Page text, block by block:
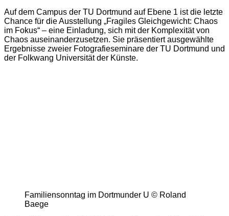
Auf dem Campus der TU Dortmund auf Ebene 1 ist die letzte
Chance für die Ausstellung „Fragiles Gleichgewicht: Chaos
im Fokus“ – eine Einladung, sich mit der Komplexität von
Chaos auseinanderzusetzen. Sie präsentiert ausgewählte
Ergebnisse zweier Fotografieseminare der TU Dortmund und
der Folkwang Universität der Künste.
Familiensonntag im Dortmunder U © Roland
Baege